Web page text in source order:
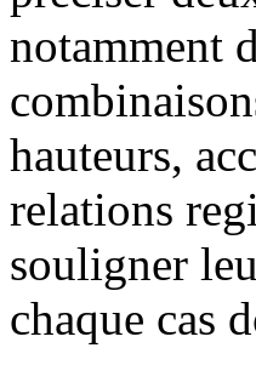
notamment
hauteurs,
relations
souligner
chaque cas